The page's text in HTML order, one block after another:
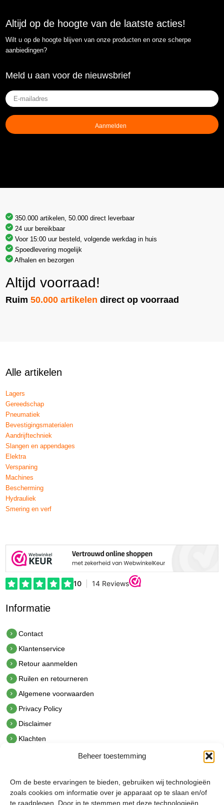
Beheer toestemming
Om de beste ervaringen te bieden, gebruiken wij technologieën
zoals cookies om informatie over je apparaat op te slaan en/of
te raadplegen. Door in te stemmen met deze technologieën
Altijd op de hoogte van de laatste acties!
Wilt u op de hoogte blijven van onze producten en onze scherpe
aanbiedingen?
Meld u aan voor de nieuwsbrief
E-
mailadres
(Vereist)
350.000 artikelen, 50.000 direct leverbaar
24 uur bereikbaar
Voor 15:00 uur besteld, volgende werkdag in huis
Spoedlevering mogelijk
Afhalen en bezorgen
Altijd voorraad!
Ruim50.000 artikelen direct op voorraad
Alle artikelen
Lagers
Gereedschap
Pneumatiek
Bevestigingsmaterialen
Aandrijftechniek
Slangen en appendages
Elektra
Verspaning
Machines
Bescherming
Hydrauliek
Smering en verf
Informatie
Contact
Klantenservice
Retour aanmelden
Ruilen en retourneren
Algemene voorwaarden
Privacy Policy
Disclaimer
Klachten
hetindustriehuis B.V.
De Hoek 1 1601 MR Enkhuizen
t.0228 53 00 40